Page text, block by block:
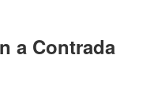
a Contrada